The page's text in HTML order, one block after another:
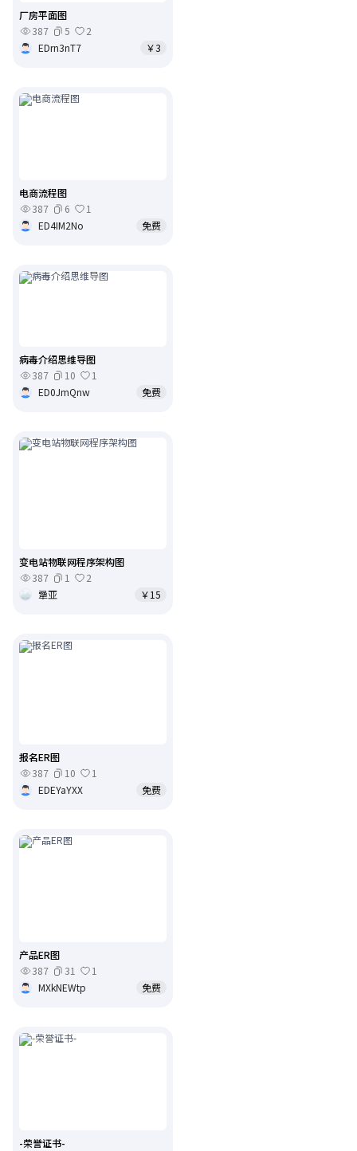
厂房平面图
387
5
2
EDrn3nT7
￥3
电商流程图
387
6
1
ED4IM2No
免费
病毒介绍思维导图
387
10
1
ED0JmQnw
免费
变电站物联网程序架构图
387
1
2
犟亚
￥15
报名ER图
387
10
1
EDEYaYXX
免费
产品ER图
387
31
1
MXkNEWtp
免费
-荣誉证书-